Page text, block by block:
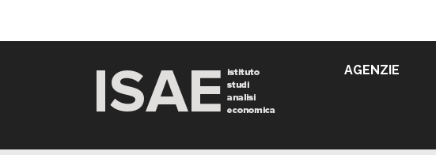
content
AGENZIE